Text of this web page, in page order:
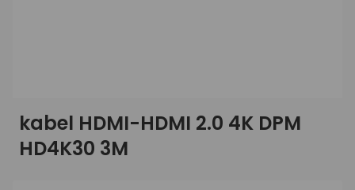
kabel HDMI-HDMI 2.0 4K DPM
HD4K30 3M